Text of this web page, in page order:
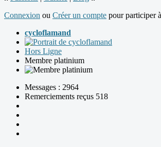
Connexion ou Créer un compte pour participer
cycloflamand
Hors Ligne
Membre platinium
Messages : 2964
Remerciements reçus 518